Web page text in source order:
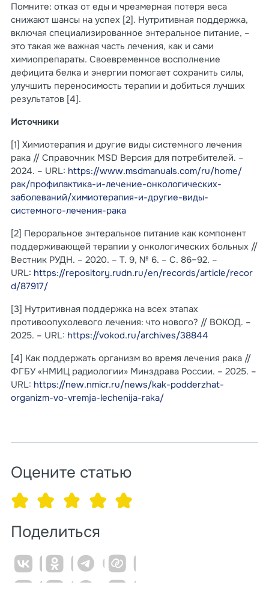
Помните: отказ от еды и чрезмерная потеря веса
снижают шансы на успех [2]. Нутритивная поддержка,
включая специализированное энтеральное питание, –
это такая же важная часть лечения, как и сами
химиопрепараты. Своевременное восполнение
дефицита белка и энергии помогает сохранить силы,
улучшить переносимость терапии и добиться лучших
результатов [4].
Источники
[1] Химиотерапия и другие виды системного лечения
рака // Справочник MSD Версия для потребителей. –
2024. – URL: https://www.msdmanuals.com/ru/home/
рак/профилактика-и-лечение-онкологических-
заболеваний/химиотерапия-и-другие-виды-
системного-лечения-рака
[2] Пероральное энтеральное питание как компонент
поддерживающей терапии у онкологических больных //
Вестник РУДН. – 2020. – Т. 9, № 6. – С. 86–92. –
URL: https://repository.rudn.ru/en/records/article/recor
d/87917/
[3] Нутритивная поддержка на всех этапах
противоопухолевого лечения: что нового? // ВОКОД. –
2025. – URL: https://vokod.ru/archives/38844
[4] Как поддержать организм во время лечения рака //
ФГБУ «НМИЦ радиологии» Минздрава России. – 2025. –
URL: https://new.nmicr.ru/news/kak-podderzhat-
organizm-vo-vremja-lechenija-raka/
Оцените статью
Поделиться